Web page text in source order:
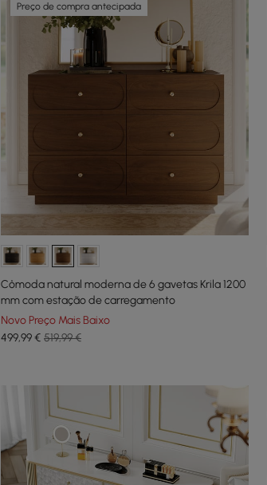
Preço de compra antecipada
Cômoda natural moderna de 6 gavetas Krila 1200
mm com estação de carregamento
Novo Preço Mais Baixo
499,99€ 519,99 €